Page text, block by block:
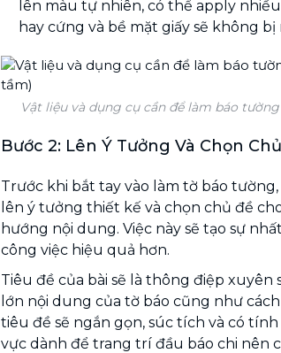
lên màu tự nhiên, có thể apply
hay cứng và bề mặt giấy sẽ không
Vật liệu và dụng cụ cần để làm báo
Bước 2: Lên Ý Tưởng Và Chọn
Trước khi bắt tay vào làm tờ báo
lên ý tưởng thiết kế và chọn chủ đề
hướng nội dung. Việc này sẽ tạo sự
công việc hiệu quả hơn.
Tiêu đề của bài sẽ là thông điệp
lớn nội dung của tờ báo cũng như
tiêu đề sẽ ngắn gọn, súc tích và có
vực dành để trang trí đầu báo chi nên